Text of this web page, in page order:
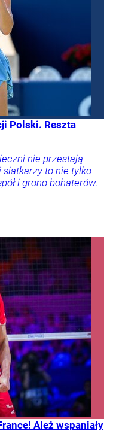
Polski. Reszta
nie przestają
to nie tylko
i grono bohaterów.
Ależ wspaniały